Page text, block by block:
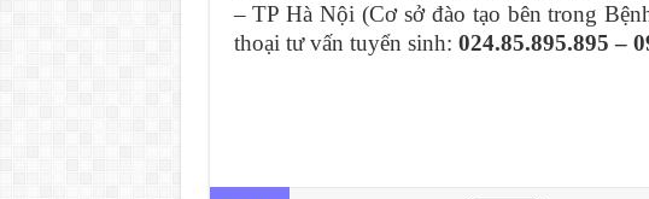
– TP Hà Nội (Cơ sở đào tạo bên trong
thoại tư vấn tuyển sinh: 024.85.895.895 –